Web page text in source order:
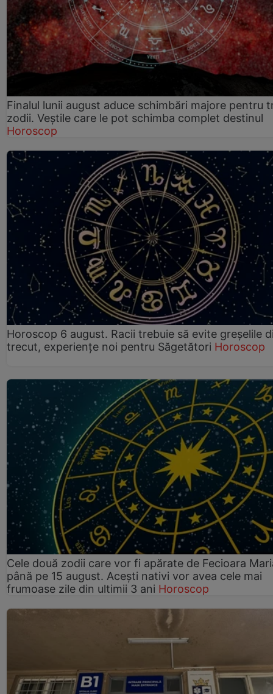
Finalul lunii august aduce schimbări majore pentru
zodii. Veștile care le pot schimba complet destinul
Horoscop
Horoscop 6 august. Racii trebuie să evite greșelile
trecut, experiențe noi pentru Săgetători Horoscop
Cele două zodii care vor fi apărate de Fecioara
până pe 15 august. Acești nativi vor avea cele mai
frumoase zile din ultimii 3 ani Horoscop